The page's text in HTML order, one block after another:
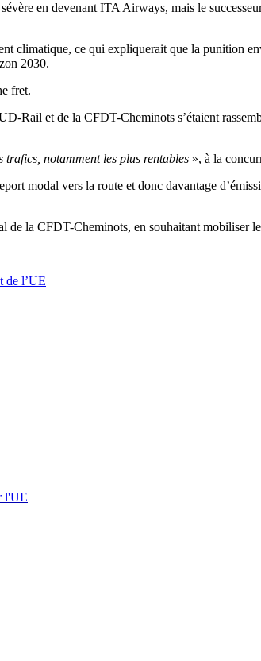
en devenant ITA Airways, mais le
climatique, ce qui expliquerait que la punition
2030.
fret.
Rail et de la CFDT-Cheminots s’étaient
trafics, notamment les plus rentables », à la
modal vers la route et donc davantage
de la CFDT-Cheminots, en souhaitant mobiliser
de l’UE
l'UE